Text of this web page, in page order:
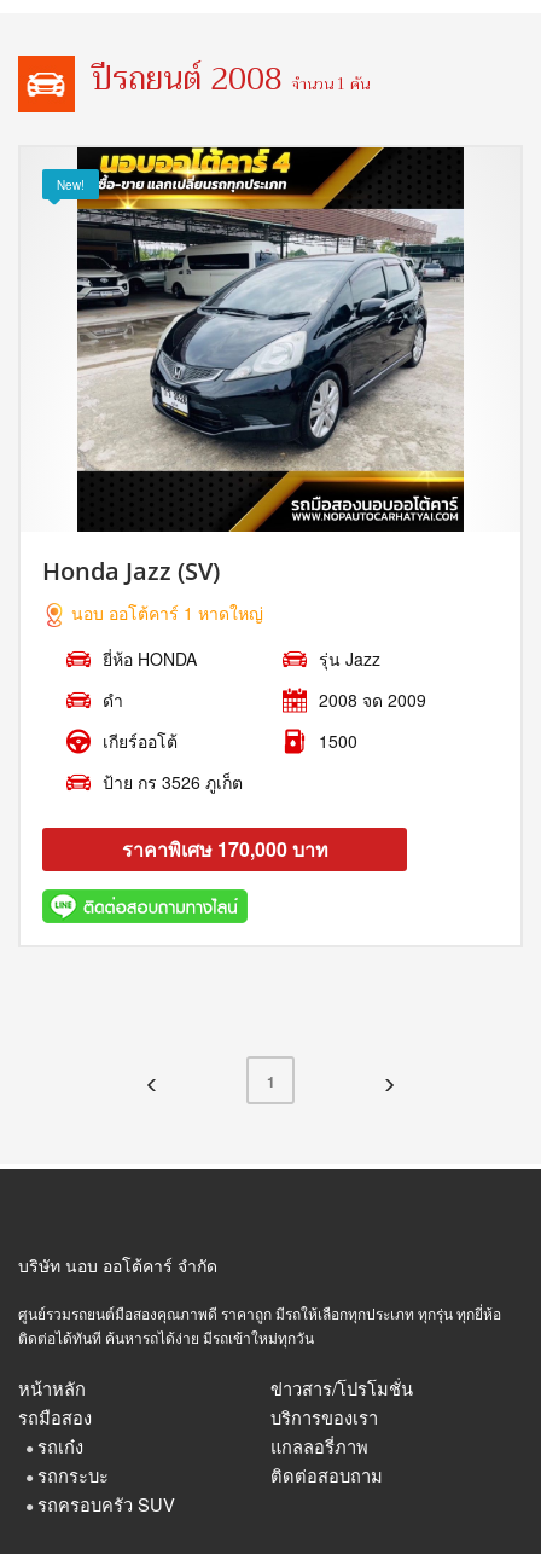
ปีรถยนต์ 2008 จำนวน 1 คัน
New!
Honda Jazz (SV)
นอบ ออโต้คาร์ 1 หาดใหญ่
ยี่ห้อ HONDA
รุ่น Jazz
ดำ
2008 จด 2009
เกียร์ออโต้
1500
ป้าย กร 3526 ภูเก็ต
ราคาพิเศษ 170,000 บาท
1
บริษัท นอบ ออโต้คาร์ จำกัด
ศูนย์รวมรถยนต์มือสองคุณภาพดี ราคาถูก มีรถให้เลือกทุกประเภท ทุกรุ่น ทุกยี่ห้อ
ติดต่อได้ทันที ค้นหารถได้ง่าย มีรถเข้าใหม่ทุกวัน
หน้าหลัก
ข่าวสาร/โปรโมชั่น
รถมือสอง
● รถเก๋ง
● รถกระบะ
● รถครอบครัว SUV
บริการของเรา
แกลลอรี่ภาพ
ติดต่อสอบถาม